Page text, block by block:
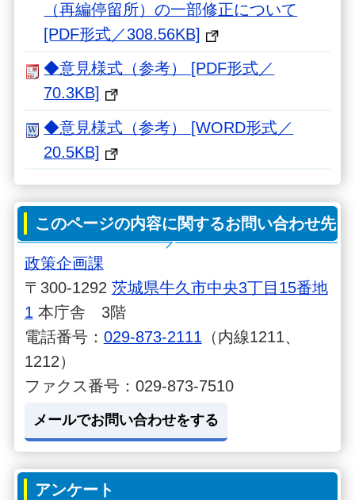
（再編停留所）の一部修正について
[PDF形式／308.56KB]
◆意見様式（参考） [PDF形式／
70.3KB]
◆意見様式（参考） [WORD形式／
20.5KB]
このページの内容に関するお問い合わせ先
政策企画課
〒300-1292 茨城県牛久市中央3丁目15番地
1 本庁舎 3階
電話番号： 029-873-2111 （内線1211、
1212）
ファクス番号：029-873-7510
メールでお問い合わせをする
アンケート